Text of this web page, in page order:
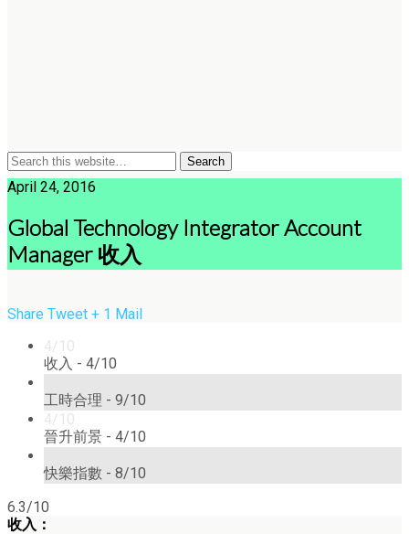
April 24, 2016
Global Technology Integrator Account
Manager 收入
Share Tweet + 1 Mail
4/10
收入 - 4/10
工時合理 - 9/10
4/10
晉升前景 - 4/10
快樂指數 - 8/10
6.3/10
收入：